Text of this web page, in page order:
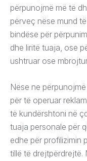
përpunojmë më të
përveç nëse mund
bindëse për
dhe liritë tuaja, ose
ushtruar ose
Nëse ne
për të operuar
të kundërshtoni në
tuaja personale për
edhe për profilizimin
tillë të drejtpërdrejtë.